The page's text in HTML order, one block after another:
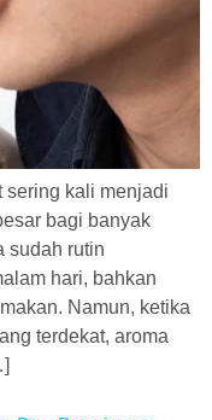
sering kali menjadi
bagi banyak
sudah rutin
hari, bahkan
Namun, ketika
terdekat, aroma